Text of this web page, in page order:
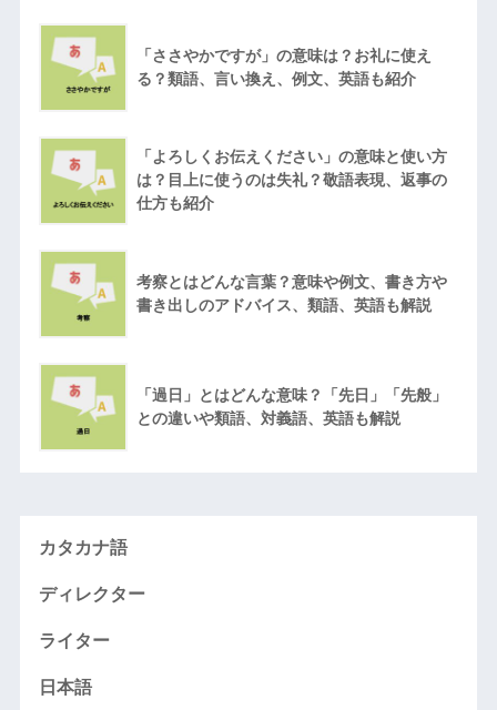
「ささやかですが」の意味は？お礼に使え
る？類語、言い換え、例文、英語も紹介
「よろしくお伝えください」の意味と使い方
は？目上に使うのは失礼？敬語表現、返事の
仕方も紹介
考察とはどんな言葉？意味や例文、書き方や
書き出しのアドバイス、類語、英語も解説
「過日」とはどんな意味？「先日」「先般」
との違いや類語、対義語、英語も解説
カタカナ語
ディレクター
ライター
日本語